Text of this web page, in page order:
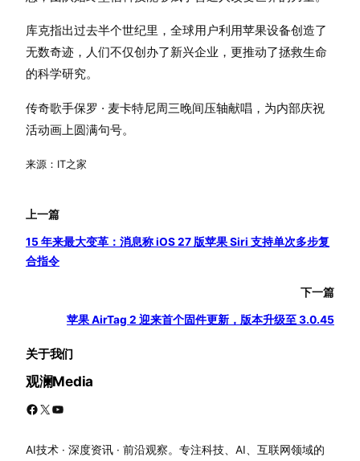
库克指出过去半个世纪里，全球用户利用苹果设备创造了
无数奇迹，人们不仅创办了新兴企业，更推动了拯救生命
的科学研究。
传奇歌手保罗 · 麦卡特尼周三晚间压轴献唱，为内部庆祝
活动画上圆满句号。
来源：IT之家
上一篇
15 年来最大变革：消息称 iOS 27 版苹果 Siri 支持单次多步复
合指令
下一篇
苹果 AirTag 2 迎来首个固件更新，版本升级至 3.0.45
关于我们
观澜Media
Facebook X YouTube
AI技术 · 深度资讯 · 前沿观察。专注科技、AI、互联网领域的